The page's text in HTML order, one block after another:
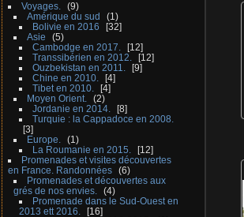
Voyages.
9
Amérique du sud
1
Bolivie en 2016
32
Asie
5
Cambodge en 2017.
12
Transsibérien en 2012.
12
Ouzbekistan en 2011.
9
Chine en 2010.
4
Tibet en 2010.
4
Moyen Orient.
2
Jordanie en 2014.
8
Turquie : la Cappadoce en 2008.
3
Europe.
1
La Roumanie en 2015.
12
Promenades et visites découvertes
en France. Randonnées
6
Promenades et découvertes aux
grés de nos envies.
4
Promenade dans le Sud-Ouest en
2013 ett 2016.
16